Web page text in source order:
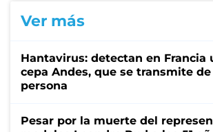
Ver más
Hantavirus: detectan en Francia
cepa Andes, que se transmite
persona
Pesar por la muerte del